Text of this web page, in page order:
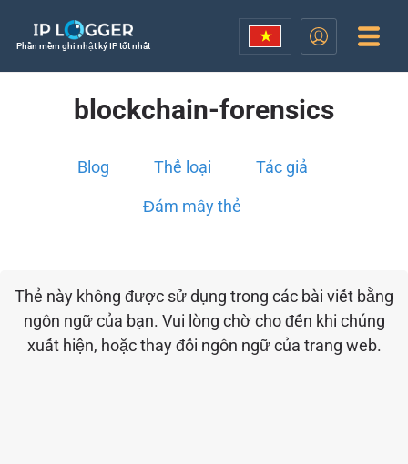
Phần mềm ghi nhật ký IP tốt nhất
blockchain-forensics
Blog Thể loại Tác giả
Đám mây thẻ